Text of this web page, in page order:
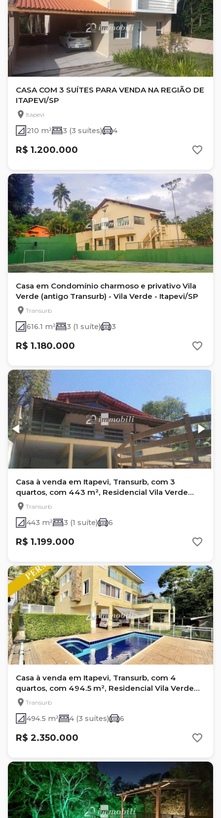
CASA COM 3 SUÍTES PARA VENDA NA REGIÃO DE
ITAPEVI/SP
Itapevi
210 m² 3 (3 suítes) 4
R$ 1.200.000
Casa em Condomínio charmoso e privativo Vila
Verde (antigo Transurb) - Vila Verde - Itapevi/SP
Transurb
616.1 m² 3 (1 suíte) 3
R$ 1.180.000
Casa à venda em Itapevi, Transurb, com 3
quartos, com 443 m², Residencial Vila Verde
(transurb)
Transurb
443 m² 3 (1 suíte) 6
R$ 1.199.000
Casa à venda em Itapevi, Transurb, com 4
quartos, com 494.5 m², Residencial Vila Verde
(transurb)
Transurb
494.5 m² 4 (3 suítes) 6
R$ 2.350.000